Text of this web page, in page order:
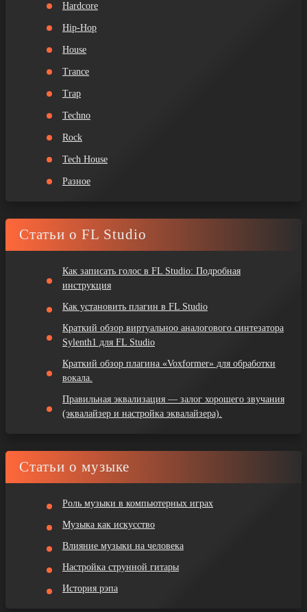
Hardcore
Hip-Hop
House
Trance
Trap
Techno
Rock
Tech House
Разное
Статьи о FL Studio
Как записать голос в FL Studio: Подробная
инструкция
Как установить плагин в FL Studio
Краткий обзор виртуальноо аналогового синтезатора
Sylenth1 для FL Studio
Краткий обзор плагина «Voxformer» для обработки
вокала.
Правильная эквализация — залог хорошего звучания
(эквалайзер и настройка эквалайзера).
Статьи о музыке
Роль музыки в компьютерных играх
Музыка как искусство
Влияние музыки на человека
Настройка струнной гитары
История рэпа